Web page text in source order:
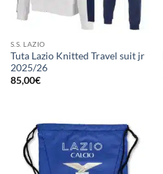
S.S. LAZIO
Tuta Lazio Knitted Travel suit jr
2025/26
85,00€